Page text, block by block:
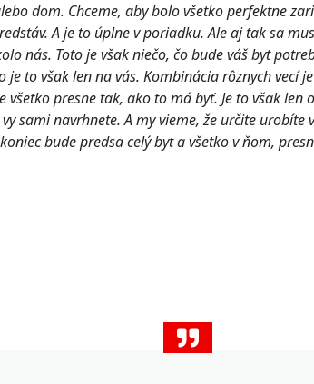
dom. Chceme, aby bolo všetko perfektne
A je to úplne v poriadku. Ale aj tak sa
nás. Toto je však niečo, čo bude váš byt
je to však len na vás. Kombinácia rôznych vecí
všetko presne tak, ako to má byť. Je to však len
sami navrhnete. A my vieme, že určite
bude predsa celý byt a všetko v ňom,